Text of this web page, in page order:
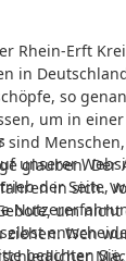
Rhein-Erft
in
so
um in
sind
glauben. Der
in sich.
um
ziehen. Wen
unserer
der Seite,
beachten